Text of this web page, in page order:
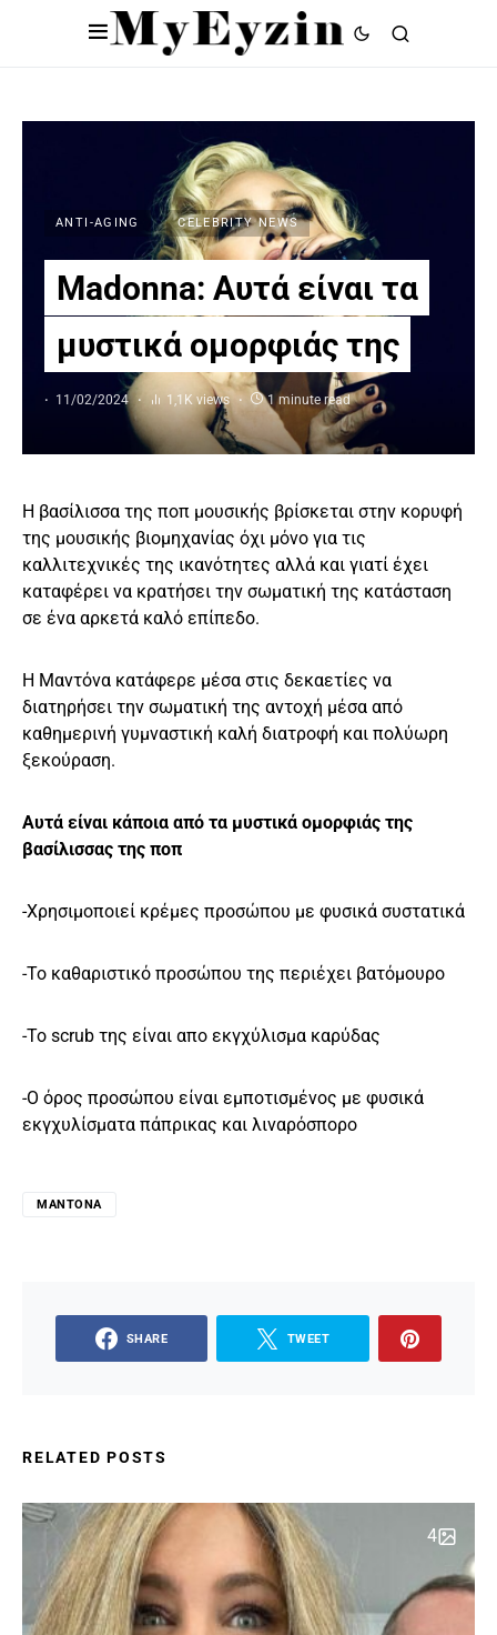
ANTI-AGING CELEBRITY NEWS
Madonna: Αυτά είναι τα
μυστικά ομορφιάς της
11/02/2024 1,1K views 1 minute read
Η βασίλισσα της ποπ μουσικής βρίσκεται στην κορυφή
της μουσικής βιομηχανίας όχι μόνο για τις
καλλιτεχνικές της ικανότητες αλλά και γιατί έχει
καταφέρει να κρατήσει την σωματική της κατάσταση
σε ένα αρκετά καλό επίπεδο.
Η Μαντόνα κατάφερε μέσα στις δεκαετίες να
διατηρήσει την σωματική της αντοχή μέσα από
καθημερινή γυμναστική καλή διατροφή και πολύωρη
ξεκούραση.
Αυτά είναι κάποια από τα μυστικά ομορφιάς της
βασίλισσας της ποπ
-Χρησιμοποιεί κρέμες προσώπου με φυσικά συστατικά
-Το καθαριστικό προσώπου της περιέχει βατόμουρo
-Το scrub της είναι απο εκγχύλισμα καρύδας
-Ο όρος προσώπου είναι εμποτισμένος με φυσικά
εκγχυλίσματα πάπρικας και λιναρόσπορο
ΜΑΝΤΌΝΑ
SHARE TWEET
RELATED POSTS
4